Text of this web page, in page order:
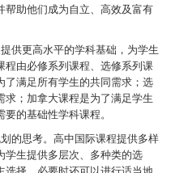
帮助他们成为自立、高效及富有
供更高水平的学科基础，为学生
程由必修系列课程、选修系列课
了满足所有学生的共同需求；选
；加拿大课程是为了满足学生
的基础性学科课程。
的思考。高中国际课程提供多样
学生提供多层次、多种类的选